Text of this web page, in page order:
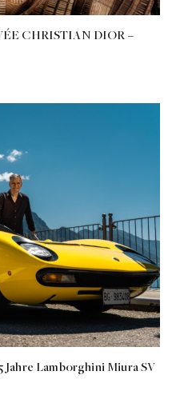
CHRISTIAN DIOR –
Jahre Lamborghini Miura SV